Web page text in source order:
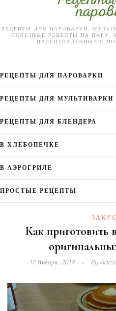
РЕЦЕПТЫ ДЛЯ ПАРОВАРКИ,
ПОЛЕЗНЫЕ РЕЦЕПТЫ НА
ПРИГОТОВЛЕННЫЕ С
РЕЦЕПТЫ ДЛЯ ПАРОВАРКИ
РЕЦЕПТЫ ДЛЯ МУЛЬТИВАРКИ
РЕЦЕПТЫ ДЛЯ БЛЕНДЕРА
В ХЛЕБОПЕЧКЕ
В АЭРОГРИЛЕ
ПРОСТЫЕ РЕЦЕПТЫ
Как приготовить
17 Января, 2019 By